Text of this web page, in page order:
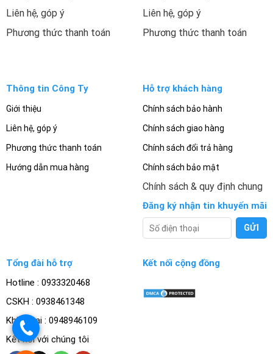
Liên hệ, góp ý
Phương thức thanh toán
Liên hệ, góp ý
Phương thức thanh toán
Thông tin Công Ty
Giới thiệu
Liên hệ, góp ý
Phương thức thanh toán
Hướng dẫn mua hàng
Hỗ trợ khách hàng
Chính sách bảo hành
Chính sách giao hàng
Chính sách đổi trả hàng
Chính sách bảo mật
Chính sách & quy định chung
Đăng ký nhận tin khuyến mãi
Tổng đài hỗ trợ
Hotline : 0933320468
CSKH : 0938461348
Khiếu nại : 0948946109
Kết nối với chúng tôi
Kết nối cộng đồng
.